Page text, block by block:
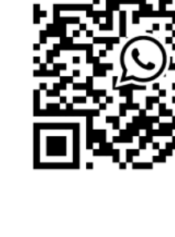
- Lucca, Scuola
Castruccio
murales in
dal Liceo
ore 18 - Fiano
- Messa in
da mons.
ore 20.30 -
Cippo di don
in alcuni
alle ore
al
Durante le